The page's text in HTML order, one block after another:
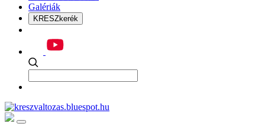
Galériák
KRESZkerék